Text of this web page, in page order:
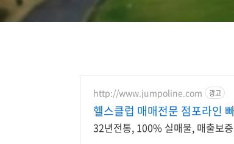
http://www.jumpoline.com 광고
헬스클럽 매매전문 점포라인
32년전통, 100% 실매물, 매출보